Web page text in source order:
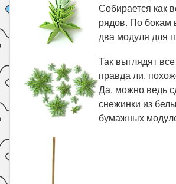
Собирается как
рядов. По бокам
два модуля для
Так выглядят
правда ли,
Да, можно ведь
снежинки из
бумажных